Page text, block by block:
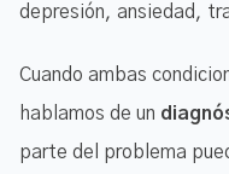
depresión, ansiedad,
Cuando ambas
hablamos de un
parte del problema